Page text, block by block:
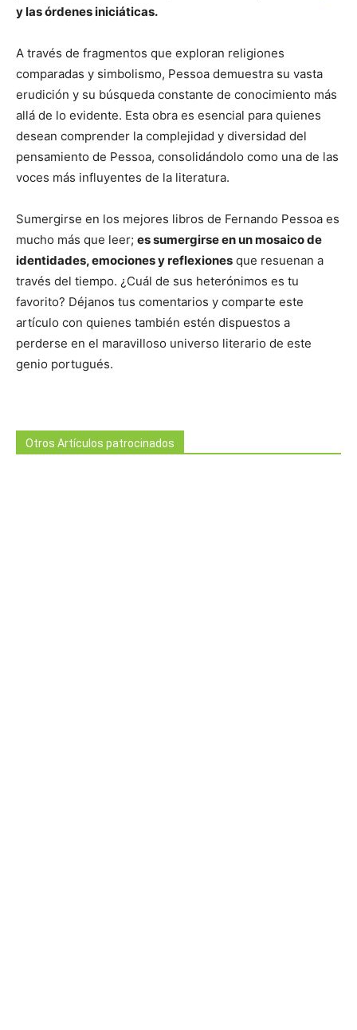
y las órdenes iniciáticas.
A través de fragmentos que exploran religiones
comparadas y simbolismo, Pessoa demuestra su vasta
erudición y su búsqueda constante de conocimiento más
allá de lo evidente. Esta obra es esencial para quienes
desean comprender la complejidad y diversidad del
pensamiento de Pessoa, consolidándolo como una de las
voces más influyentes de la literatura.
Sumergirse en los mejores libros de Fernando Pessoa es
mucho más que leer; es sumergirse en un mosaico de
identidades, emociones y reflexiones que resuenan a
través del tiempo. ¿Cuál de sus heterónimos es tu
favorito? Déjanos tus comentarios y comparte este
artículo con quienes también estén dispuestos a
perderse en el maravilloso universo literario de este
genio portugués.
Otros Artículos patrocinados